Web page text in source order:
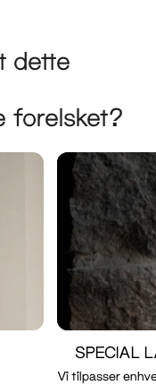
dette
forelsket?
Vi tilpasser
SPECIAL